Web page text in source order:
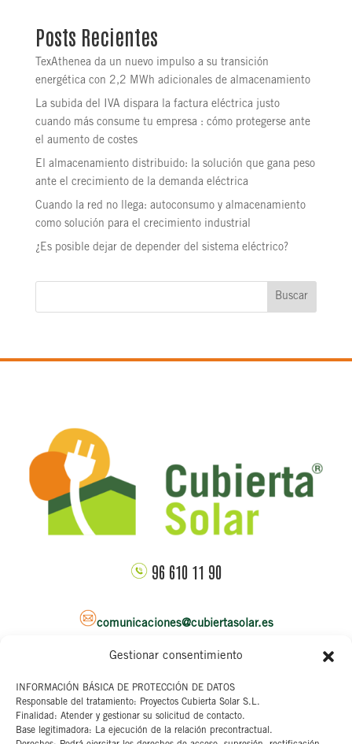
Gestionar consentimiento
INFORMACIÓN BÁSICA DE PROTECCIÓN DE DATOS
Responsable del tratamiento: Proyectos Cubierta Solar S.L.
Finalidad: Atender y gestionar su solicitud de contacto.
Base legitimadora: La ejecución de la relación precontractual.
Posts Recientes
TexAthenea da un nuevo impulso a su transición
energética con 2,2 MWh adicionales de almacenamiento
La subida del IVA dispara la factura eléctrica justo
cuando más consume tu empresa : cómo protegerse ante
el aumento de costes
El almacenamiento distribuido: la solución que gana peso
ante el crecimiento de la demanda eléctrica
Cuando la red no llega: autoconsumo y almacenamiento
como solución para el crecimiento industrial
¿Es posible dejar de depender del sistema eléctrico?
Buscar
96 610 11 90
comunicaciones@cubiertasolar.es
Sede corporativa
C/ Pascual y Genis, 20
4ª planta